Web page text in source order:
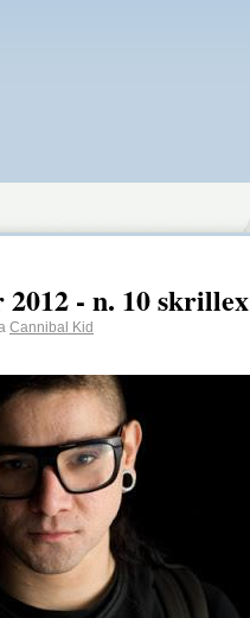
- n. 10 skrillex
Cannibal Kid